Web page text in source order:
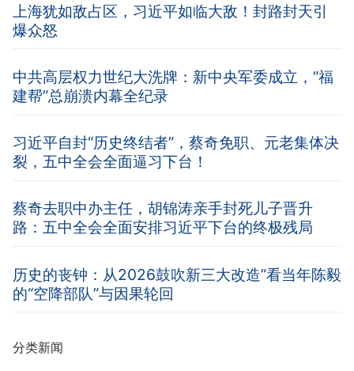
上海犹如敌占区，习近平如临大敌！封路封天引
爆众怒
中共高层权力世纪大洗牌：新中央军委成立，“福
建帮”总崩溃内幕全纪录
习近平自封“历史终结者”，蔡奇免职、元老集体决
裂，五中全会全面逼习下台！
蔡奇去职中办主任，胡锦涛亲手封死儿子晋升
路：五中全会全面安排习近平下台的终极残局
历史的丧钟：从2026鼓吹新三大改造”看当年陈毅
的“空降部队”与因果轮回
分类新闻